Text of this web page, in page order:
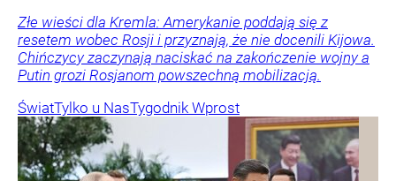
Złe wieści dla Kremla: Amerykanie poddają się z
resetem wobec Rosji i przyznają, że nie docenili Kijowa.
Chińczycy zaczynają naciskać na zakończenie wojny a
Putin grozi Rosjanom powszechną mobilizacją.
ŚwiatTylko u NasTygodnik Wprost